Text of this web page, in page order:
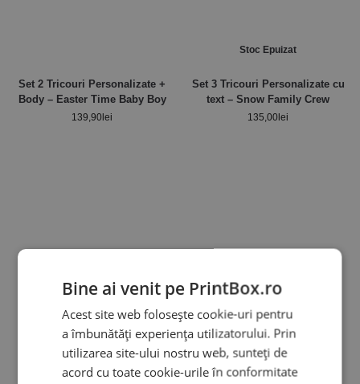
Set 2 Tricouri Personalizate +
Body – Easter Time Baby Boy
139,90lei
Stoc Epuizat
Set 3 Tricouri Personalizate cu
text – Snow Family Crew
135,00lei
Set 3 Tricouri Personalizate –
Stoc Epuizat
Set 3 Tricouri Personalizate –
Bine ai venit pe PrintBox.ro
Acest site web folosește cookie-uri pentru
a îmbunătăți experiența utilizatorului. Prin
utilizarea site-ului nostru web, sunteți de
acord cu toate cookie-urile în conformitate